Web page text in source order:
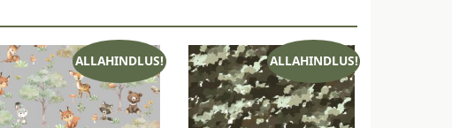
ALLAHINDLUS! ALLAHINDLUS!